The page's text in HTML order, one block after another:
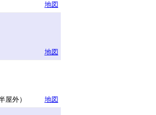
地図
地図
外）
地図